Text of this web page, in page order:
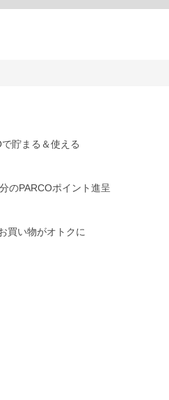
貯まる＆使える
のPARCOポイント進呈
買い物がオトクに